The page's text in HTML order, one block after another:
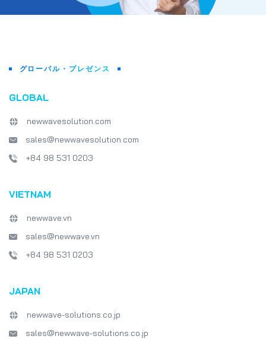
グローバル・プレゼンス
GLOBAL
newwavesolution.com
sales@newwavesolution.com
+84 98 531 0203
VIETNAM
newwave.vn
sales@newwave.vn
+84 98 531 0203
JAPAN
newwave-solutions.co.jp
sales@newwave-solutions.co.jp